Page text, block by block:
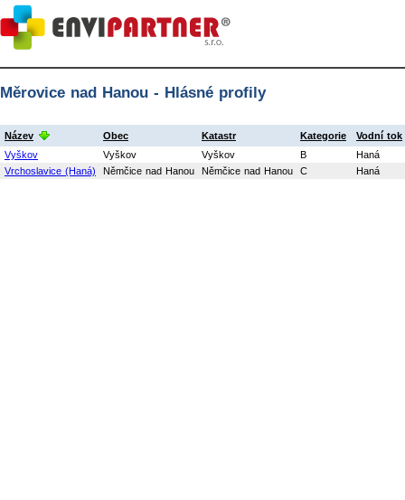
Měrovice nad Hanou - Hlásné profily
Název Obec Katastr Kategorie
Vodní tok
Vyškov
Vyškov Vyškov B
Haná
Vrchoslavice (Haná)
Němčice nad Hanou Němčice nad Hanou C Haná